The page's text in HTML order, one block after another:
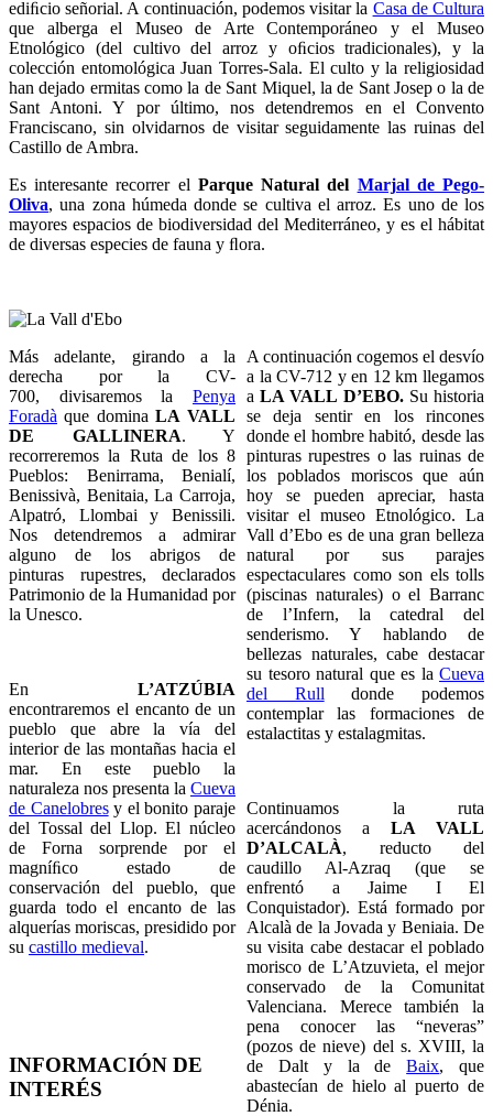
ediﬁcio señorial. A continuación, podemos visitar la Casa de Cultura
que alberga el Museo de Arte Contemporáneo y el Museo
Etnológico (del cultivo del arroz y oﬁcios tradicionales), y la
colección entomológica Juan Torres-Sala. El culto y la religiosidad
han dejado ermitas como la de Sant Miquel, la de Sant Josep o la de
Sant Antoni. Y por último, nos detendremos en el Convento
Franciscano, sin olvidarnos de visitar seguidamente las ruinas del
Castillo de Ambra.
Es interesante recorrer el Parque Natural del Marjal de Pego-
Oliva, una zona húmeda donde se cultiva el arroz. Es uno de los
mayores espacios de biodiversidad del Mediterráneo, y es el hábitat
de diversas especies de fauna y ﬂora.
A continuación cogemos el desvío
a la CV-712 y en 12 km llegamos
aLA VALL D’EBO.Su historia
se deja sentir en los rincones
donde el hombre habitó, desde las
pinturas rupestres o las ruinas de
los poblados moriscos que aún
hoy se pueden apreciar, hasta
visitar el museo Etnológico. La
Vall d’Ebo es de una gran belleza
natural por sus parajes
espectaculares como son els tolls
(piscinas naturales) o el Barranc
de l’Infern, la catedral del
senderismo. Y hablando de
bellezas naturales, cabe destacar
su tesoro natural que es la Cueva
del Rull donde podemos
contemplar las formaciones de
estalactitas y estalagmitas.
Continuamos la ruta
acercándonos a LA VALL
D’ALCALÀ, reducto del
caudillo Al-Azraq (que se
enfrentó a Jaime I El
Conquistador). Está formado por
Alcalà de la Jovada y Beniaia. De
su visita cabe destacar el poblado
morisco de L’Atzuvieta, el mejor
conservado de la Comunitat
Valenciana. Merece también la
pena conocer las “neveras”
(pozos de nieve) del s. XVIII, la
de Dalt y la deBaix, que
abastecían de hielo al puerto de
Dénia.
Más adelante, girando a la
derecha por la CV-
700, divisaremos la Penya
Foradà que domina LA VALL
DE GALLINERA. Y
recorreremos la Ruta de los 8
Pueblos: Benirrama, Benialí,
Benissivà, Benitaia, La Carroja,
Alpatró, Llombai y Benissili.
Nos detendremos a admirar
alguno de los abrigos de
pinturas rupestres, declarados
Patrimonio de la Humanidad por
la Unesco.
En L’ATZÚBIA
encontraremos el encanto de un
pueblo que abre la vía del
interior de las montañas hacia el
mar. En este pueblo la
naturaleza nos presenta la Cueva
de Canelobresy el bonito paraje
del Tossal del Llop. El núcleo
de Forna sorprende por el
magníﬁco estado de
conservación del pueblo, que
guarda todo el encanto de las
alquerías moriscas, presidido por
su castillo medieval.
INFORMACIÓN DE
INTERÉS